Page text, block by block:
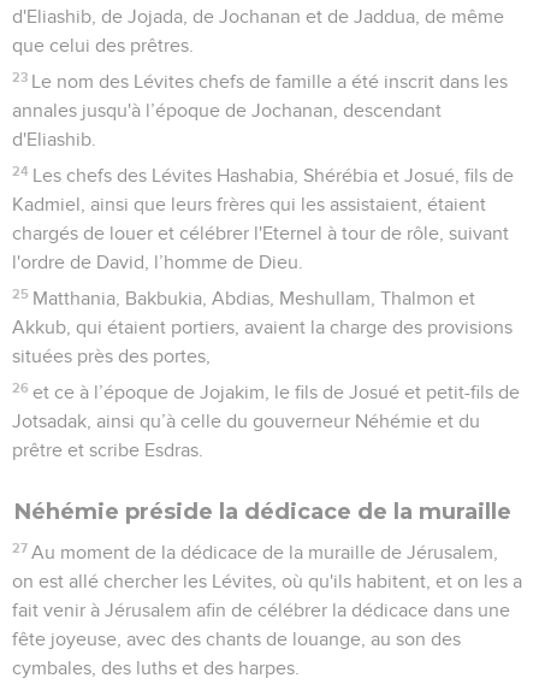
d'Eliashib, de Jojada, de Jochanan et de Jaddua, de même
que celui des prêtres.
23 Le nom des Lévites chefs de famille a été inscrit dans les
annales jusqu'à l’époque de Jochanan, descendant
d'Eliashib.
24 Les chefs des Lévites Hashabia, Shérébia et Josué, fils de
Kadmiel, ainsi que leurs frères qui les assistaient, étaient
chargés de louer et célébrer l'Eternel à tour de rôle, suivant
l'ordre de David, l’homme de Dieu.
25 Matthania, Bakbukia, Abdias, Meshullam, Thalmon et
Akkub, qui étaient portiers, avaient la charge des provisions
situées près des portes,
26 et ce à l’époque de Jojakim, le fils de Josué et petit-fils de
Jotsadak, ainsi qu’à celle du gouverneur Néhémie et du
prêtre et scribe Esdras.
Néhémie préside la dédicace de la muraille
27 Au moment de la dédicace de la muraille de Jérusalem,
on est allé chercher les Lévites, où qu'ils habitent, et on les a
fait venir à Jérusalem afin de célébrer la dédicace dans une
fête joyeuse, avec des chants de louange, au son des
cymbales, des luths et des harpes.